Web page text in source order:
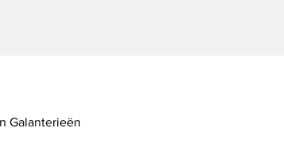
Galanterieën